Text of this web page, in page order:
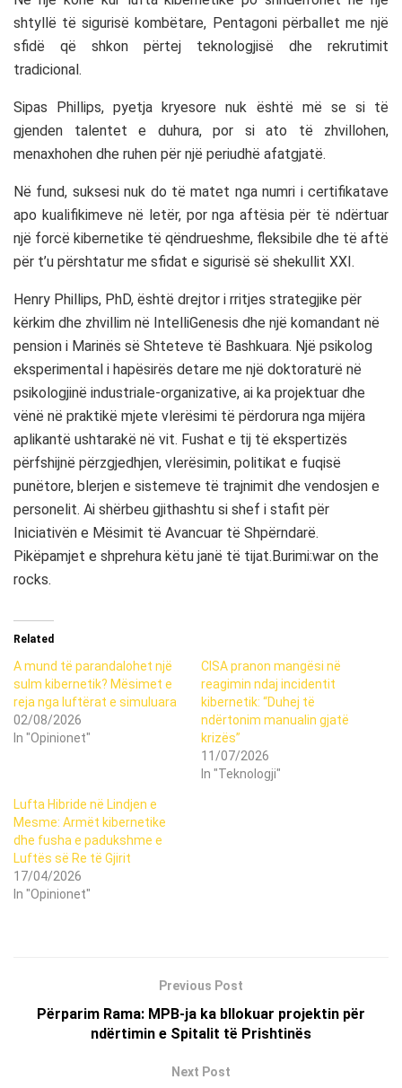
shtyllë të sigurisë kombëtare, Pentagoni përballet me një
sfidë që shkon përtej teknologjisë dhe rekrutimit
tradicional.
Sipas Phillips, pyetja kryesore nuk është më se si të
gjenden talentet e duhura, por si ato të zhvillohen,
menaxhohen dhe ruhen për një periudhë afatgjatë.
Në fund, suksesi nuk do të matet nga numri i certifikatave
apo kualifikimeve në letër, por nga aftësia për të ndërtuar
një forcë kibernetike të qëndrueshme, fleksibile dhe të aftë
për t’u përshtatur me sfidat e sigurisë së shekullit XXI.
Henry Phillips, PhD, është drejtor i rritjes strategjike për
kërkim dhe zhvillim në IntelliGenesis dhe një komandant në
pension i Marinës së Shteteve të Bashkuara. Një psikolog
eksperimental i hapësirës detare me një doktoraturë në
psikologjinë industriale-organizative, ai ka projektuar dhe
vënë në praktikë mjete vlerësimi të përdorura nga mijëra
aplikantë ushtarakë në vit. Fushat e tij të ekspertizës
përfshijnë përzgjedhjen, vlerësimin, politikat e fuqisë
punëtore, blerjen e sistemeve të trajnimit dhe vendosjen e
personelit. Ai shërbeu gjithashtu si shef i stafit për
Iniciativën e Mësimit të Avancuar të Shpërndarë.
Pikëpamjet e shprehura këtu janë të tijat.Burimi:war on the
rocks.
Related
A mund të parandalohet një
sulm kibernetik? Mësimet e
reja nga luftërat e simuluara
02/08/2026
In "Opinionet"
CISA pranon mangësi në
reagimin ndaj incidentit
kibernetik: “Duhej të
ndërtonim manualin gjatë
krizës”
11/07/2026
In "Teknologji"
Lufta Hibride në Lindjen e
Mesme: Armët kibernetike
dhe fusha e padukshme e
Luftës së Re të Gjirit
17/04/2026
In "Opinionet"
Previous Post
Përparim Rama: MPB-ja ka bllokuar projektin për
ndërtimin e Spitalit të Prishtinës
Next Post